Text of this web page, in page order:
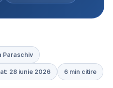
Paraschiv
28 iunie 2026 6 min citire